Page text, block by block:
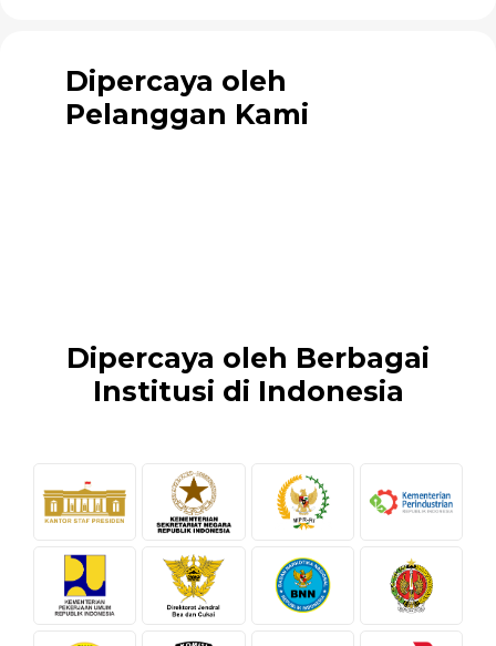
Dipercaya oleh
Pelanggan Kami
Dipercaya oleh Berbagai
Institusi di Indonesia